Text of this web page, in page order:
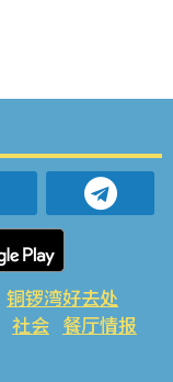
铜锣湾好去处
社会 餐厅情报